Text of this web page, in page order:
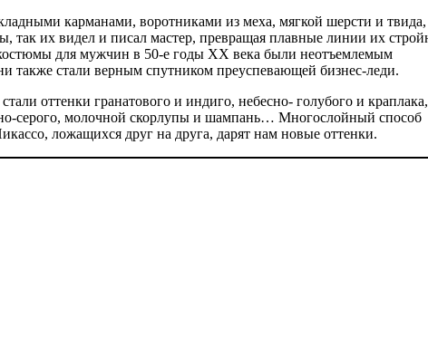
карманами, воротниками из меха, мягкой шерсти и твида,
так их видел и писал мастер, превращая плавные линии их
для мужчин в 50-е годы ХХ века были неотъемлемым
стали верным спутником преуспевающей бизнес-леди.
стали оттенки гранатового и индиго, небесно- голубого и краплака,
серого, молочной скорлупы и шампань… Многослойный способ
ложащихся друг на друга, дарят нам новые оттенки.